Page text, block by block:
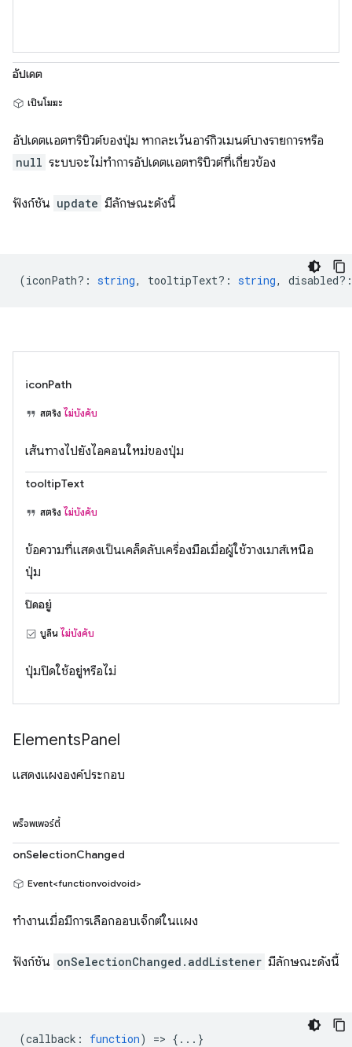
อัปเดต
เป็นโมฆะ
อัปเดตแอตทริบิวต์ของปุ่ม หากละเว้นอาร์กิวเมนต์บางรายการหรือ
null ระบบจะไม่ทำการอัปเดตแอตทริบิวต์ที่เกี่ยวข้อง
ฟังก์ชัน update มีลักษณะดังนี้
(iconPath? : string, tooltipText? : string, disabled? :
iconPath
สตริง ไม่บังคับ
เส้นทางไปยังไอคอนใหม่ของปุ่ม
tooltipText
สตริง ไม่บังคับ
ข้อความที่แสดงเป็นเคล็ดลับเครื่องมือเมื่อผู้ใช้วางเมาส์เหนือ
ปุ่ม
ปิดอยู่
บูลีน ไม่บังคับ
ปุ่มปิดใช้อยู่หรือไม่
ElementsPanel
แสดงแผงองค์ประกอบ
พร็อพเพอร์ตี้
onSelectionChanged
Event<functionvoidvoid>
ทำงานเมื่อมีการเลือกออบเจ็กต์ในแผง
ฟังก์ชัน onSelectionChanged.addListener มีลักษณะดังนี้
(callback : function) => {...}